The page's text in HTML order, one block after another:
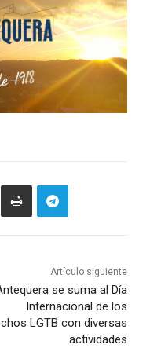
Artículo siguiente
se suma al Día
Internacional de los
LGTB con diversas
actividades